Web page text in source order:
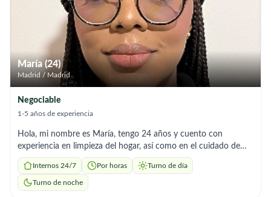
Cuidado de niños (acompañamiento, alimentación, apoyo en
rutinas, llevar a la escuela etc) Cuidado de adultos mayores
(acompañamiento, apoyo en actividades diarias, supervisión,)
Limpieza general del hogar (orden, aseo profundo,
mantenimiento) en empresas o casas de familia Estoy
disponible en cualquier horario que me necesiten estoy a
disponibilidad completa madridliza15@gmail.com Móvil
María (24)
Madrid / Madrid
Negociable
1-5 años de experiencia
Hola, mi nombre es María, tengo 24 años y cuento con
experiencia en limpieza del hogar, así como en el cuidado de
niños y adultos. Soy una persona responsable, organizada y
atenta, con una actitud cercana y respetuosa. En el área de
limpieza, me encargo de tareas como la limpieza general,
Internos 24/7 Por horas Turno de día
Turno de noche